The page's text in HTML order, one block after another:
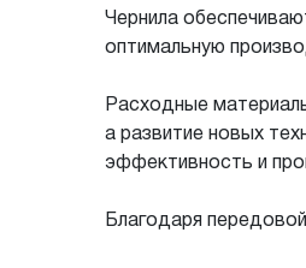
Чернила
оптимальную
Расходные
а развитие новых
эффективность и
Благодаря